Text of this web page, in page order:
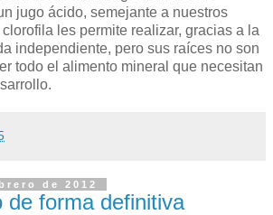
jugo ácido, semejante a nuestros
les permite realizar, gracias a la
independiente, pero sus raíces no son
todo el alimento mineral que necesitan
de 2012
de forma definitiva